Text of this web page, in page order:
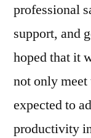
professional
support, and
hoped that it
not only
expected to
productivity